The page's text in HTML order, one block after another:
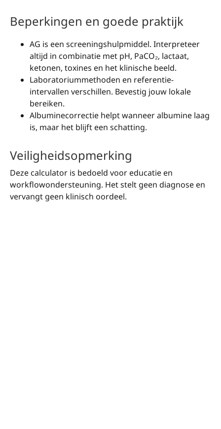
Beperkingen en goede praktijk
AG is een screeningshulpmiddel. Interpreteer
altijd in combinatie met pH, PaCO₂, lactaat,
ketonen, toxines en het klinische beeld.
Laboratoriummethoden en referentie-
intervallen verschillen. Bevestig jouw lokale
bereiken.
Albuminecorrectie helpt wanneer albumine laag
is, maar het blijft een schatting.
Veiligheidsopmerking
Deze calculator is bedoeld voor educatie en
workflowondersteuning. Het stelt geen diagnose en
vervangt geen klinisch oordeel.